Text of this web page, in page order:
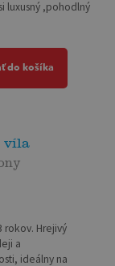
luxusný ,pohodlný
do košíka
víla
rokov. Hrejivý
a
ideálny na